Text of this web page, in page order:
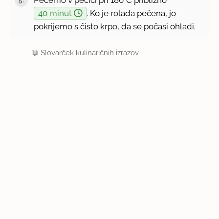
40 minut
. Ko je rolada pečena, jo
pokrijemo s čisto krpo, da se počasi ohladi.
📖Slovarček kulinaričnih izrazov